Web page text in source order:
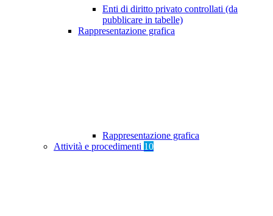
Enti di diritto privato controllati (da
pubblicare in tabelle)
Rappresentazione grafica
Rappresentazione grafica
Attività e procedimenti 10